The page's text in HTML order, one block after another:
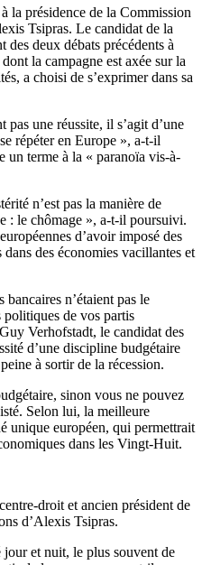
la présidence de la Commission
Tsipras. Le candidat de la
des deux débats précédents à
la campagne est axée sur la
a choisi de s’exprimer dans sa
pas une réussite, il s’agit d’une
répéter en Europe », a-t-il
un terme à la « paranoïa vis-à-
n’est pas la manière de
: le chômage », a-t-il poursuivi.
d’avoir imposé des
des économies vacillantes et
n’étaient pas le
politiques de vos partis
Verhofstadt, le candidat des
d’une discipline budgétaire
à sortir de la récession.
sinon vous ne pouvez
Selon lui, la meilleure
unique européen, qui permettrait
dans les Vingt-Huit.
droit et ancien président de
d’Alexis Tsipras.
jour et nuit, le plus souvent de